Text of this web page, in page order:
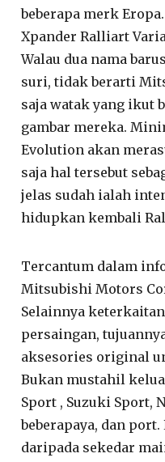
beberapa merk
Xpander Ralliart
Walau dua nama
suri, tidak berarti
saja watak yang ikut
gambar mereka.
Evolution akan
saja hal tersebut
jelas sudah ialah
hidupkan kembali
Tercantum dalam
Mitsubishi Motors
Selainnya
persaingan,
aksesories original
Bukan mustahil
Sport , Suzuki Sport,
beberapaya, dan
daripada sekedar